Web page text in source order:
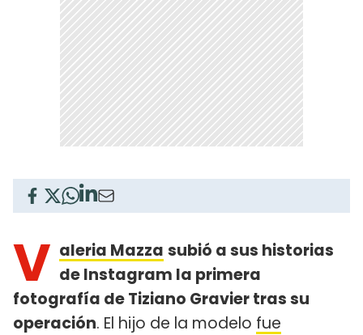
V aleria Mazza subió a sus historias
de Instagram la primera
fotografía de Tiziano Gravier tras su
operación. El hijo de la modelo fue